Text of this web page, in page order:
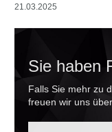
21.03.2025
Sie haben
Falls Sie mehr zu
freuen wir uns